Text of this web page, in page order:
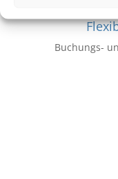
Buchungs-